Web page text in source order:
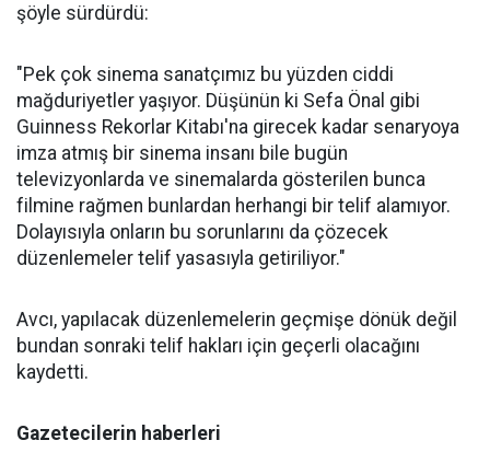
şöyle sürdürdü:
"Pek çok sinema sanatçımız bu yüzden ciddi
mağduriyetler yaşıyor. Düşünün ki Sefa Önal gibi
Guinness Rekorlar Kitabı'na girecek kadar senaryoya
imza atmış bir sinema insanı bile bugün
televizyonlarda ve sinemalarda gösterilen bunca
filmine rağmen bunlardan herhangi bir telif alamıyor.
Dolayısıyla onların bu sorunlarını da çözecek
düzenlemeler telif yasasıyla getiriliyor."
Avcı, yapılacak düzenlemelerin geçmişe dönük değil
bundan sonraki telif hakları için geçerli olacağını
kaydetti.
Gazetecilerin haberleri